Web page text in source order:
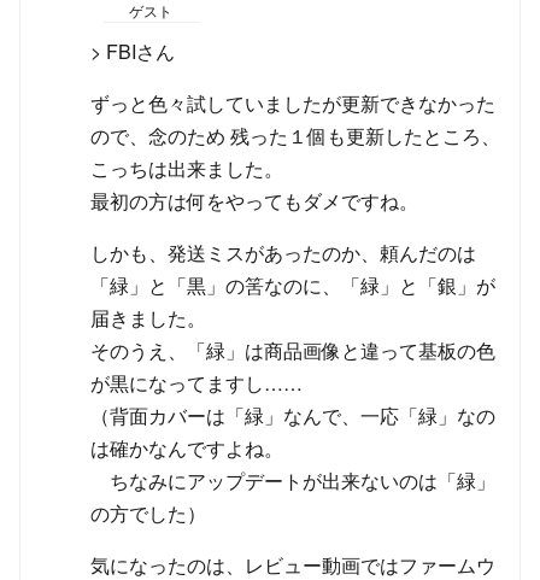
ゲスト
> FBIさん
ずっと色々試していましたが更新できなかった
ので、念のため 残った１個も更新したところ、
こっちは出来ました。
最初の方は何をやってもダメですね。
しかも、発送ミスがあったのか、頼んだのは
「緑」と「黒」の筈なのに、「緑」と「銀」が
届きました。
そのうえ、「緑」は商品画像と違って基板の色
が黒になってますし……
（背面カバーは「緑」なんで、一応「緑」なの
は確かなんですよね。
ちなみにアップデートが出来ないのは「緑」
の方でした）
気になったのは、レビュー動画ではファームウ